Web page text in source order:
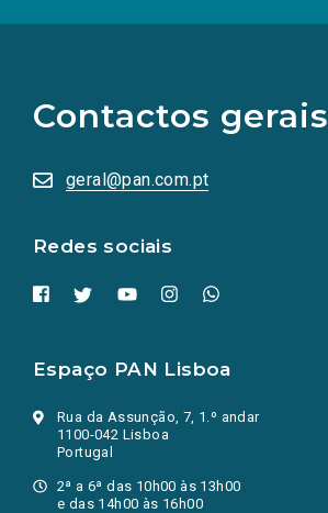
Contactos gerais
geral@pan.com.pt
Redes sociais
redes
sociais
numa
nova
Espaço PAN Lisboa
Rua da Assunção, 7, 1.º andar
1100-042 Lisboa
Portugal
2ª a 6ª das 10h00 às 13h00
e das 14h00 às 16h00